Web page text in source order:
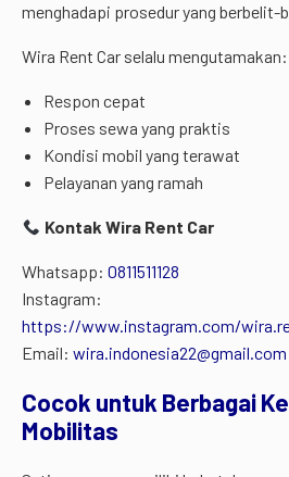
menghadapi prosedur yang berbelit-
Wira Rent Car selalu mengutamakan:
Respon cepat
Proses sewa yang praktis
Kondisi mobil yang terawat
Pelayanan yang ramah
Kontak Wira Rent Car
Whatsapp: 0811511128
Instagram:
https://www.instagram.com/
Email: wira.indonesia22@gmail.com
Cocok untuk Berbagai
Mobilitas